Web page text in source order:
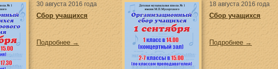
30 августа 2016 года
Сбор учащихся
Подробнее →
18 августа 2016 года
Сбор учащихся
Подробнее →